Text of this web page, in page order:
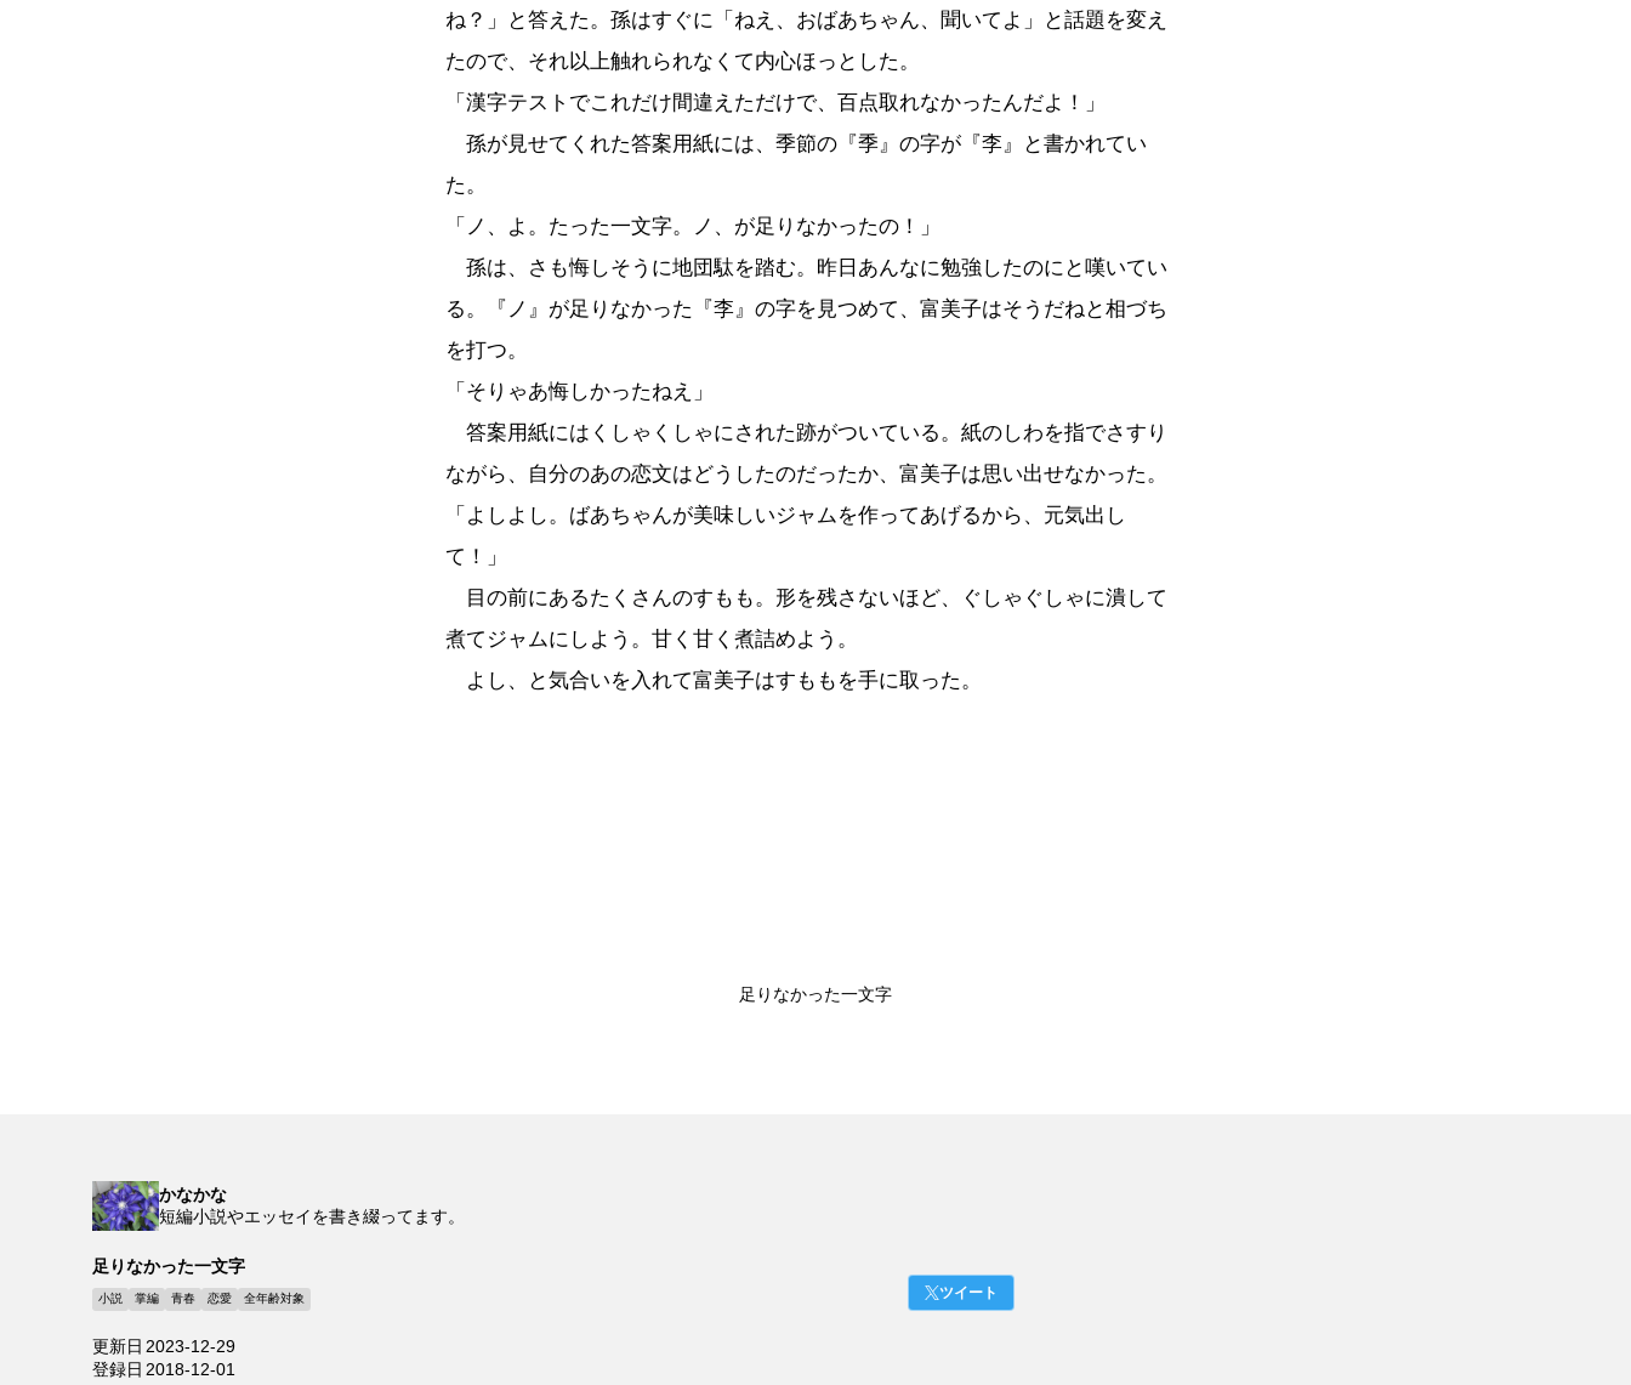
ね？」と答えた。孫はすぐに「ねえ、おばあちゃん、聞いてよ」と話題を変え
たので、それ以上触れられなくて内心ほっとした。
「漢字テストでこれだけ間違えただけで、百点取れなかったんだよ！」
孫が見せてくれた答案用紙には、季節の『季』の字が『李』と書かれてい
た。
「ノ、よ。たった一文字。ノ、が足りなかったの！」
孫は、さも悔しそうに地団駄を踏む。昨日あんなに勉強したのにと嘆いてい
る。『ノ』が足りなかった『李』の字を見つめて、富美子はそうだねと相づち
を打つ。
「そりゃあ悔しかったねえ」
答案用紙にはくしゃくしゃにされた跡がついている。紙のしわを指でさすり
ながら、自分のあの恋文はどうしたのだったか、富美子は思い出せなかった。
「よしよし。ばあちゃんが美味しいジャムを作ってあげるから、元気出し
て！」
目の前にあるたくさんのすもも。形を残さないほど、ぐしゃぐしゃに潰して
煮てジャムにしよう。甘く甘く煮詰めよう。
よし、と気合いを入れて富美子はすももを手に取った。
足りなかった一文字
かなかな
短編小説やエッセイを書き綴ってます。
足りなかった一文字
小説 掌編 青春 恋愛 全年齢対象
更新日 2023-12-29
登録日 2018-12-01
ツイート